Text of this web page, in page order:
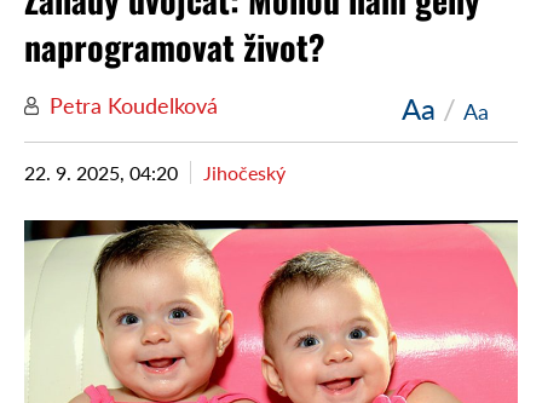
naprogramovat život?
Petra Koudelková Aa / Aa
22. 9. 2025, 04:20 Jihočeský